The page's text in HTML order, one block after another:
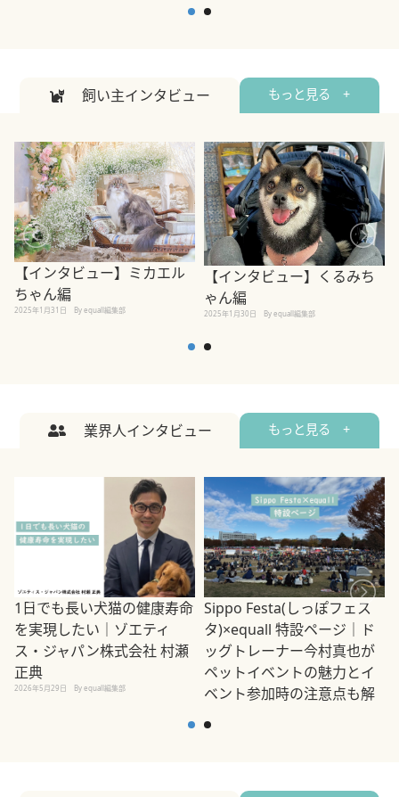
飼い主インタビュー もっと見る +
【インタビュー】ミカエル
ちゃん編
2025年1月31日 By equall編集部
【インタビュー】くるみち
ゃん編
2025年1月30日 By equall編集部
業界人インタビュー もっと見る +
1日でも長い犬猫の健康寿命
を実現したい｜ゾエティ
ス・ジャパン株式会社 村瀬
正典
2026年5月29日 By equall編集部
Sippo Festa(しっぽフェス
タ)×equall 特設ページ｜ド
ッグトレーナー今村真也が
ペットイベントの魅力とイ
ベント参加時の注意点も解
2026年5月12日